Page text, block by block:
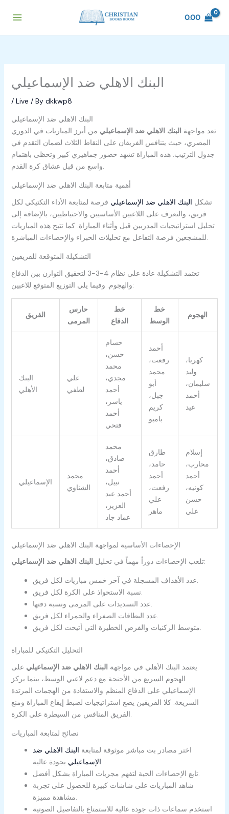
0.00
البنك الاهلي ضد الإسماعيلي
/ Live / By dkkwp8
البنك الاهلي ضد الإسماعيلي
تعد مواجهة البنك الاهلي ضد الإسماعيلي من أبرز المباريات في الدوري
المصري، حيث يتنافس الفريقان على النقاط الثلاث لضمان التقدم في
جدول الترتيب. هذه المباراة تشهد حضور جماهيري كبير وتحظى باهتمام
واسع من قبل عشاق كرة القدم.
أهمية متابعة البنك الاهلي ضد الإسماعيلي
تشكل البنك الاهلي ضد الإسماعيلي فرصة لمتابعة الأداء التكتيكي لكل
فريق، والتعرف على اللاعبين الأساسيين والاحتياطيين، بالإضافة إلى
تحليل استراتيجيات المدربين قبل وأثناء المباراة. كما تتيح هذه المباريات
للمشجعين فرصة التفاعل مع تحليلات الخبراء والإحصاءات المباشرة.
التشكيلة المتوقعة للفريقين
تعتمد التشكيلة عادة على نظام 4-3-3 لتحقيق التوازن بين الدفاع
والهجوم. وفيما يلي التوزيع المتوقع للاعبين:
الفريق
حارس
المرمى
خط
الدفاع
خط
الوسط
الهجوم
البنك
الأهلي
علي
لطفي
حسام
حسن،
محمد
مجدي،
أحمد
ياسر،
أحمد
فتحي
أحمد
رفعت،
محمد
أبو
جبل،
كريم
بامبو
كهربا،
وليد
سليمان،
أحمد
عيد
الإسماعيلي
محمد
الشناوي
محمد
صادق،
أحمد
نبيل،
أحمد عبد
العزيز،
عماد جاد
طارق
حامد،
أحمد
رفعت،
علي
ماهر
إسلام
محارب،
أحمد
كونيه،
حسن
علي
الإحصاءات الأساسية لمواجهة البنك الاهلي ضد الإسماعيلي
تلعب الإحصاءات دوراً مهماً في تحليل البنك الاهلي ضد الإسماعيلي :
عدد الأهداف المسجلة في آخر خمس مباريات لكل فريق.
نسبة الاستحواذ على الكرة لكل فريق.
عدد التسديدات على المرمى ونسبة دقتها.
عدد البطاقات الصفراء والحمراء لكل فريق.
متوسط الركنيات والفرص الخطيرة التي أتيحت لكل فريق.
التحليل التكتيكي للمباراة
يعتمد البنك الأهلي في مواجهة البنك الاهلي ضد الإسماعيلي على
الهجوم السريع من الأجنحة مع دعم لاعبي الوسط، بينما يركز
الإسماعيلي على الدفاع المنظم والاستفادة من الهجمات المرتدة
السريعة. كلا الفريقين يضع استراتيجيات لضبط إيقاع المباراة ومنع
الفريق المنافس من السيطرة على الكرة.
نصائح لمتابعة المباريات
اختر مصادر بث مباشر موثوقة لمتابعة البنك الاهلي ضد
الإسماعيليبجودة عالية.
تابع الإحصاءات الحية لتفهم مجريات المباراة بشكل أفضل.
شاهد المباريات على شاشات كبيرة للحصول على تجربة
مشاهدة مميزة.
استخدم سماعات ذات جودة عالية للاستمتاع بالتفاصيل الصوتية